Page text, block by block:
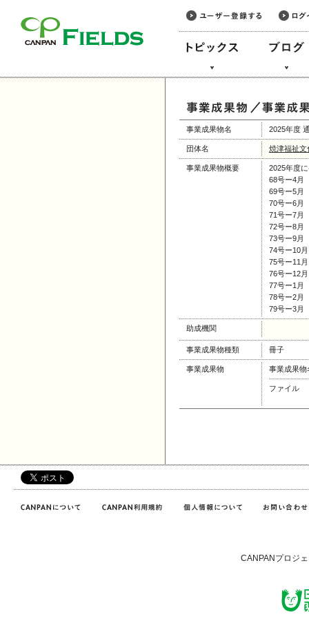
事業成果物名 2025年度
団体名 焼津福祉文
事業成果物概要
2025年度
68号ー4月
69号ー5月
70号ー6月
71号ー7月
72号ー8月
73号ー9月
74号ー10月
75号ー11月
76号ー12月
77号ー1月
78号ー2月
79号ー3月
助成機関
事業成果物種類 冊子
事業成果物 事業成果物
ファイル
CANPANプロジ